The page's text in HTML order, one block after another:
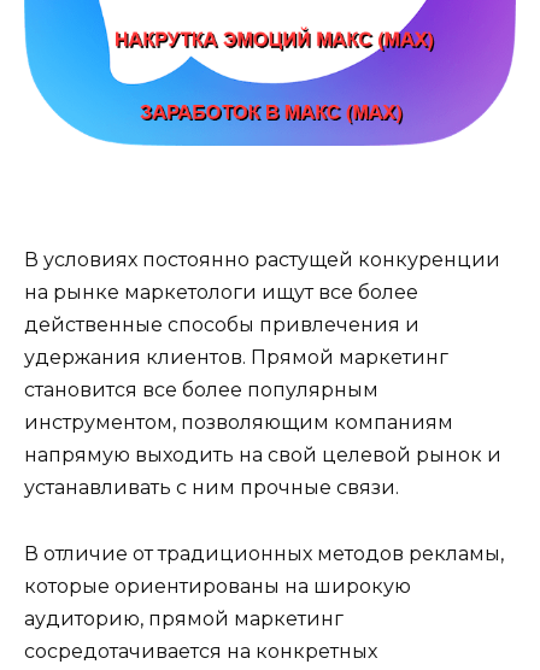
В условиях постоянно растущей конкуренции
на рынке маркетологи ищут все более
действенные способы привлечения и
удержания клиентов. Прямой маркетинг
становится все более популярным
инструментом, позволяющим компаниям
напрямую выходить на свой целевой рынок и
устанавливать с ним прочные связи.
В отличие от традиционных методов рекламы,
которые ориентированы на широкую
аудиторию, прямой маркетинг
сосредотачивается на конкретных